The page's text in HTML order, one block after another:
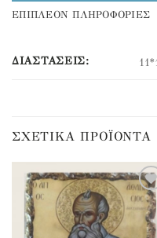
ΕΠΙΠΛΕΟΝ ΠΛΗΡΟΦΟΡΙΕΣ
ΔΙΑΣΤΆΣΕΙΣ:
ΣΧΕΤΙΚΆ ΠΡΟΪΌΝΤΑ
Προσθήκη
στα
αγαπημένα